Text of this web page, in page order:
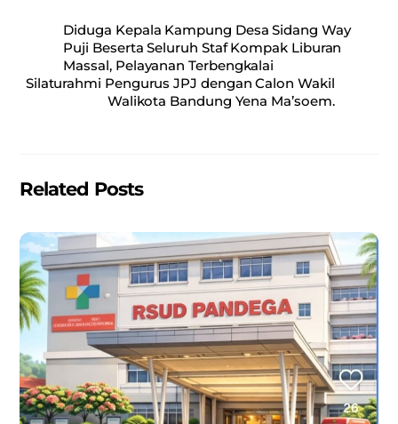
c
e
b
ai
l
at
s
A
p
ar
e
Diduga Kepala Kampung Desa Sidang Way
Puji Beserta Seluruh Staf Kompak Liburan
Massal, Pelayanan Terbengkalai
Silaturahmi Pengurus JPJ dengan Calon Wakil
Walikota Bandung Yena Ma’soem.
Related Posts